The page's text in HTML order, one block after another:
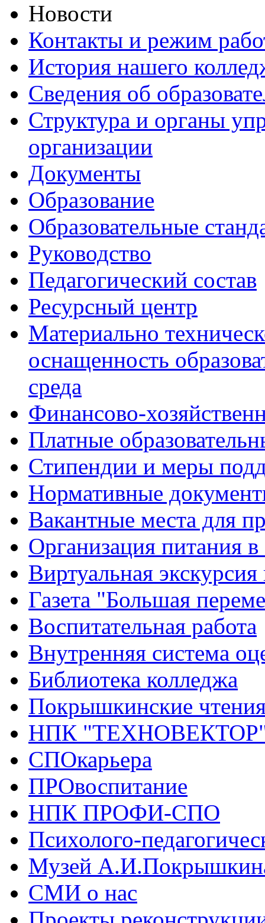
Новости
Контакты и режим
История нашего
Сведения об
Структура и органы
организации
Документы
Образование
Образовательные
Руководство
Педагогический состав
Ресурсный центр
Материально
оснащенность
среда
Финансово-
Платные
Стипендии и меры
Нормативные
Вакантные места для
Организация питания в
Виртуальная
Газета "Большая
Воспитательная работа
Внутренняя система
Библиотека колледжа
Покрышкинские
НПК
СПОкарьера
ПРОвоспитание
НПК ПРОФИ-СПО
Психолого-
Музей
СМИ о нас